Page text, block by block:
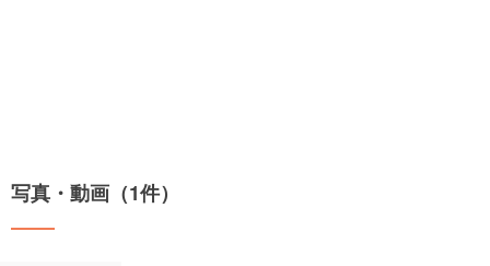
写真・動画（1件）